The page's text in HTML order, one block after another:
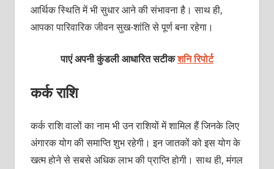
आर्थिक स्थिति में भी सुधार आने की संभावना है। साथ ही,
आपका पारिवारिक जीवन सुख-शांति से पूर्ण बना रहेगा।
पाएं अपनी कुंडली आधारित सटीकशनि रिपोर्ट
कर्क राशि
कर्क राशि वालों का नाम भी उन राशियों में शामिल हैं जिनके लिए
अंगारक योग की समाप्ति शुभ रहेगी। इन जातकों को इस योग के
खत्म होने से सबसे अधिक लाभ की प्राप्ति होगी। साथ ही, मंगल